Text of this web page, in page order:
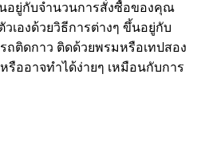
อยู่กับจำนวนการสั่งซื้อของคุณ
เองด้วยวิธีการต่างๆ ขึ้นอยู่กับ
ถติดกาว ติดด้วยพรมหรือเทปสอง
ออาจทำได้ง่ายๆ เหมือนกับการ